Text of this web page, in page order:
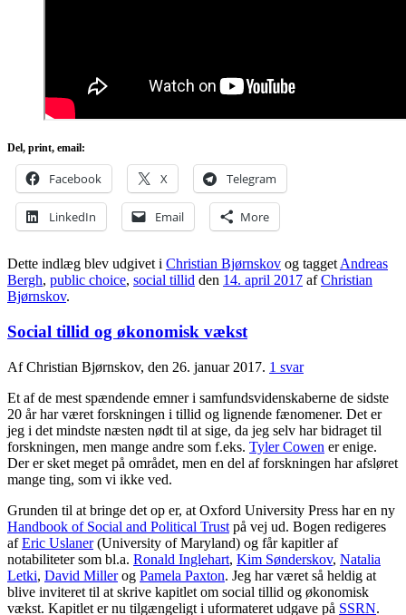
Del, print, email:
Facebook X Telegram
LinkedIn Email More
Dette indlæg blev udgivet i Christian Bjørnskov og tagget Andreas
Bergh, public choice, social tillid den 14. april 2017 afChristian
Bjørnskov.
Social tillid og økonomisk vækst
Af Christian Bjørnskov, den 26. januar 2017. 1 svar
Et af de mest spændende emner i samfundsvidenskaberne de sidste
20 år har været forskningen i tillid og lignende fænomener. Det er
jeg i det mindste næsten nødt til at sige, da jeg selv har bidraget til
forskningen, men mange andre som f.eks. Tyler Cowen er enige.
Der er sket meget på området, men en del af forskningen har afsløret
mange ting, som vi ikke ved.
Grunden til at bringe det op er, at Oxford University Press har en ny
Handbook of Social and Political Trust på vej ud. Bogen redigeres
afEric Uslaner(University of Maryland) og får kapitler af
notabiliteter som bl.a. Ronald Inglehart, Kim Sønderskov, Natalia
Letki, David Millerog Pamela Paxton. Jeg har været så heldig at
blive inviteret til at skrive kapitlet om social tillid og økonomisk
vækst. Kapitlet er nu tilgængeligt i uformateret udgave på SSRN.